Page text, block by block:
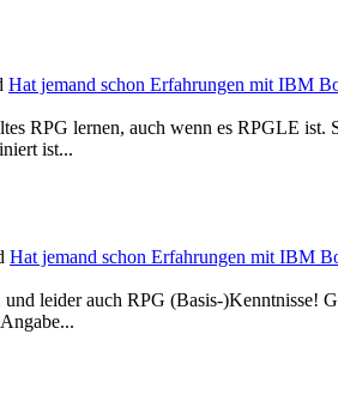
Hat jemand schon Erfahrungen mit IBM
RPG lernen, auch wenn es RPGLE
ist...
Hat jemand schon Erfahrungen mit IBM
leider auch RPG (Basis-)Kenntnisse!